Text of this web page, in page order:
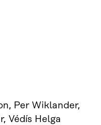
Per Wiklander,
Védís Helga